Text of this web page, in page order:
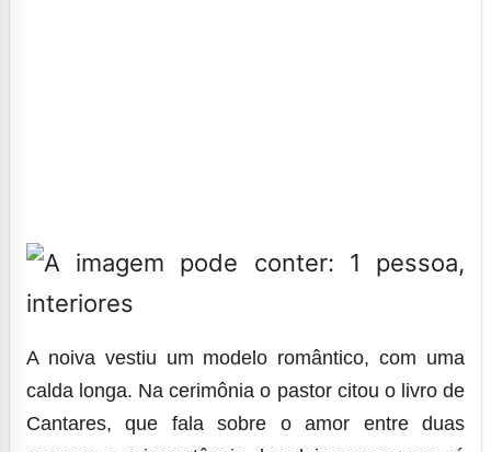
A noiva vestiu um modelo romântico, com uma
calda longa. Na cerimônia o pastor citou o livro de
Cantares, que fala sobre o amor entre duas